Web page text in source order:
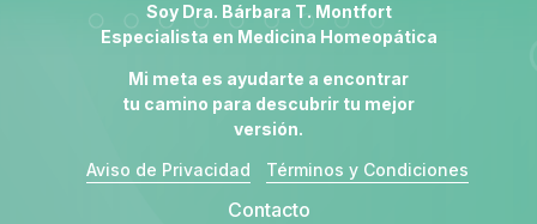
Soy Dra. Bárbara T. Montfort
Especialista en Medicina Homeopática
Mi meta es ayudarte a encontrar
tu camino para descubrir tu mejor
versión.
Aviso de Privacidad
Términos y Condiciones
Contacto